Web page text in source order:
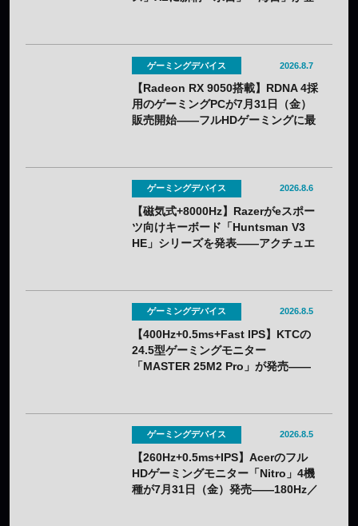
ゲーミングデバイス 2026.8.7
【Radeon RX 9050搭載】RDNA 4採
用のゲーミングPCが7月31日（金）
販売開始——フルHDゲーミングに最
ゲーミングデバイス 2026.8.6
【磁気式+8000Hz】Razerがeスポー
ツ向けキーボード「Huntsman V3
HE」シリーズを発表——アクチュエ
ゲーミングデバイス 2026.8.5
【400Hz+0.5ms+Fast IPS】KTCの
24.5型ゲーミングモニター
「MASTER 25M2 Pro」が発売——
ゲーミングデバイス 2026.8.5
【260Hz+0.5ms+IPS】Acerのフル
HDゲーミングモニター「Nitro」4機
種が7月31日（金）発売——180Hz／